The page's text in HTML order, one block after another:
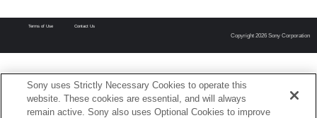
Terms of Use Contact Us
Copyright 2026 Sony Corporation
Sony uses Strictly Necessary Cookies to operate this
website. These cookies are essential, and will always
remain active. Sony also uses Optional Cookies to improve